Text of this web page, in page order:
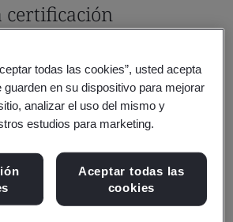
certificación
todas las cookies”, usted acepta
en su dispositivo para mejorar
analizar el uso del mismo y
estudios para marketing.
Aceptar todas las
cookies